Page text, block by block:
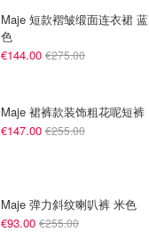
Maje 短款褶皱缎面连衣裙 蓝
色
€144.00 €275.00
Maje 裙裤款装饰粗花呢短裤
€147.00 €255.00
Maje 弹力斜纹喇叭裤 米色
€93.00 €255.00